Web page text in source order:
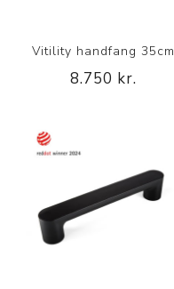
Vitility handfang 35cm
8.750 kr.